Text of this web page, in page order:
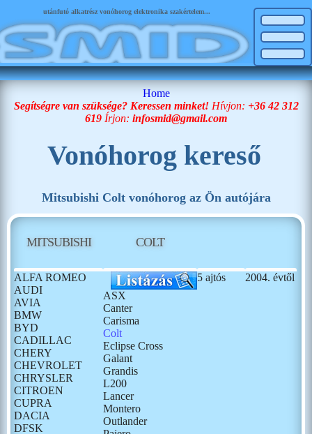
utánfutó alkatrész vonóhorog elektronika szakértelem...
Home
Segítségre van szüksége? Keressen minket! Hívjon: +36 42 312
619 Írjon: infosmid@gmail.com
Vonóhorog kereső
Mitsubishi Colt vonóhorog az Ön autójára
MITSUBISHI COLT
ALFA ROMEO
AUDI
AVIA
BMW
BYD
CADILLAC
CHERY
CHEVROLET
CHRYSLER
CITROEN
CUPRA
DACIA
DFSK
ASX
Canter
Carisma
Colt
Eclipse Cross
Galant
Grandis
L200
Lancer
Montero
Outlander
5 ajtós 2004. évtől